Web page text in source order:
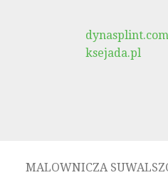
ksejada.pl
MALOWNICZA